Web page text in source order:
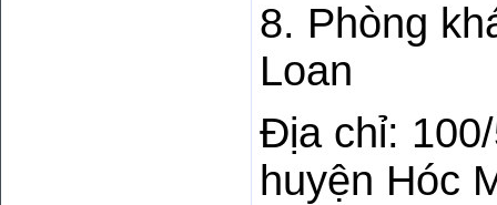
8. Phòng
Loan
Địa chỉ:
huyện Hóc